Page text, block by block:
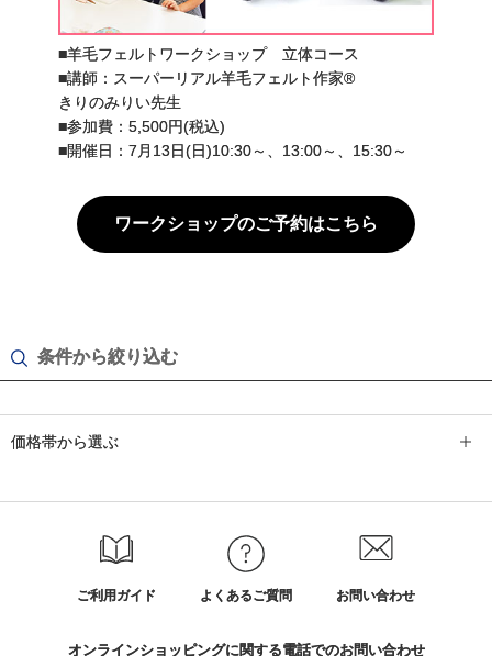
条件から絞り込む
価格帯から選ぶ
■羊毛フェルトワークショップ 立体コース
■講師：スーパーリアル羊毛フェルト作家®
きりのみりい先生
■参加費：5,500円(税込)
■開催日：7月13日(日)10:30～、13:00～、15:30～
ワークショップのご予約はこちら
ご利用ガイド よくあるご質問 お問い合わせ
オンラインショッピングに関する電話でのお問い合わせ